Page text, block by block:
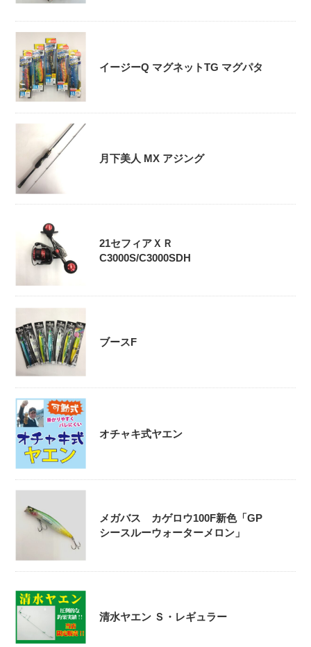
イージーQ マグネットTG マグパタ
月下美人 MX アジング
21セフィアＸＲ
C3000S/C3000SDH
ブースF
オチャキ式ヤエン
メガバス カゲロウ100F新色「GP
シースルーウォーターメロン」
清水ヤエン Ｓ・レギュラー